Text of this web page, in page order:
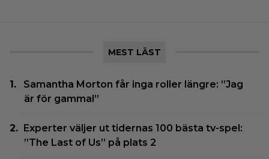
MEST LÄST
Samantha Morton får inga roller längre: ”Jag
är för gammal”
Experter väljer ut tidernas 100 bästa tv-spel:
”The Last of Us” på plats 2